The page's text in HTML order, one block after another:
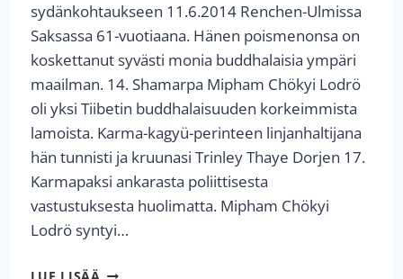
sydänkohtaukseen 11.6.2014 Renchen-Ulmissa
Saksassa 61-vuotiaana. Hänen poismenonsa on
koskettanut syvästi monia buddhalaisia ympäri
maailman. 14. Shamarpa Mipham Chökyi Lodrö
oli yksi Tiibetin buddhalaisuuden korkeimmista
lamoista. Karma-kagyü-perinteen linjanhaltijana
hän tunnisti ja kruunasi Trinley Thaye Dorjen 17.
Karmapaksi ankarasta poliittisesta
vastustuksesta huolimatta. Mipham Chökyi
Lodrö syntyi…
JÄÄHYVÄISET